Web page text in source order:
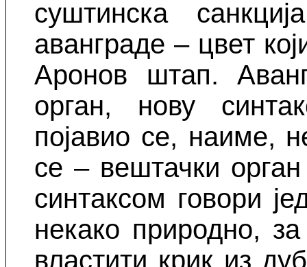
суштинска
аванграде – цвет
Аронов штап.
орган, нову
појавио се, наиме,
се – вештачки
синтаксом говори
некако природно,
властити крик из